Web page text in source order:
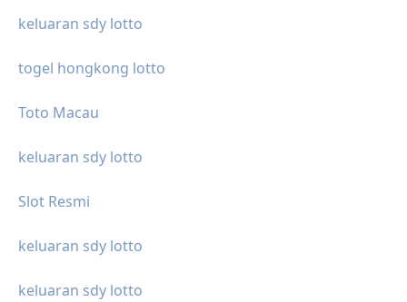
keluaran sdy lotto
togel hongkong lotto
Toto Macau
keluaran sdy lotto
Slot Resmi
keluaran sdy lotto
keluaran sdy lotto